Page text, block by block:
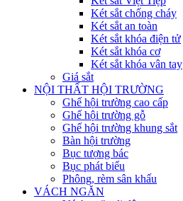
Két sắt chống cháy
Két sắt an toàn
Két sắt khóa điện tử
Két sắt khóa cơ
Két sắt khóa vân tay
Giá sắt
NỘI THẤT HỘI TRƯỜNG
Ghế hội trường cao cấp
Ghế hội trường gỗ
Ghế hội trường khung sắt
Bàn hội trường
Bục tượng bác
Bục phát biểu
Phông, rèm sân khấu
VÁCH NGĂN